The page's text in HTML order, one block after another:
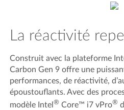
La réactivité
Construit avec la plateforme
Carbon Gen 9 offre une
performances, de réactivité,
époustouflants. Avec des
modèle Intel® Core™ i7 vPro®